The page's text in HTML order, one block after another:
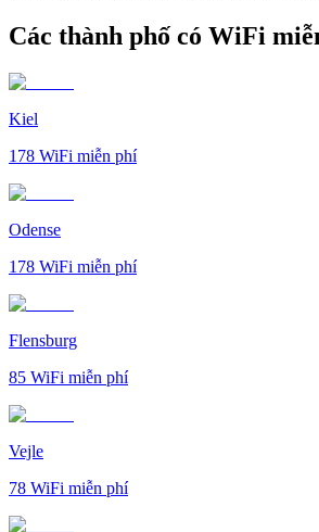
Các thành phố có WiFi
Kiel
178 WiFi miễn phí
Odense
178 WiFi miễn phí
Flensburg
85 WiFi miễn phí
Vejle
78 WiFi miễn phí